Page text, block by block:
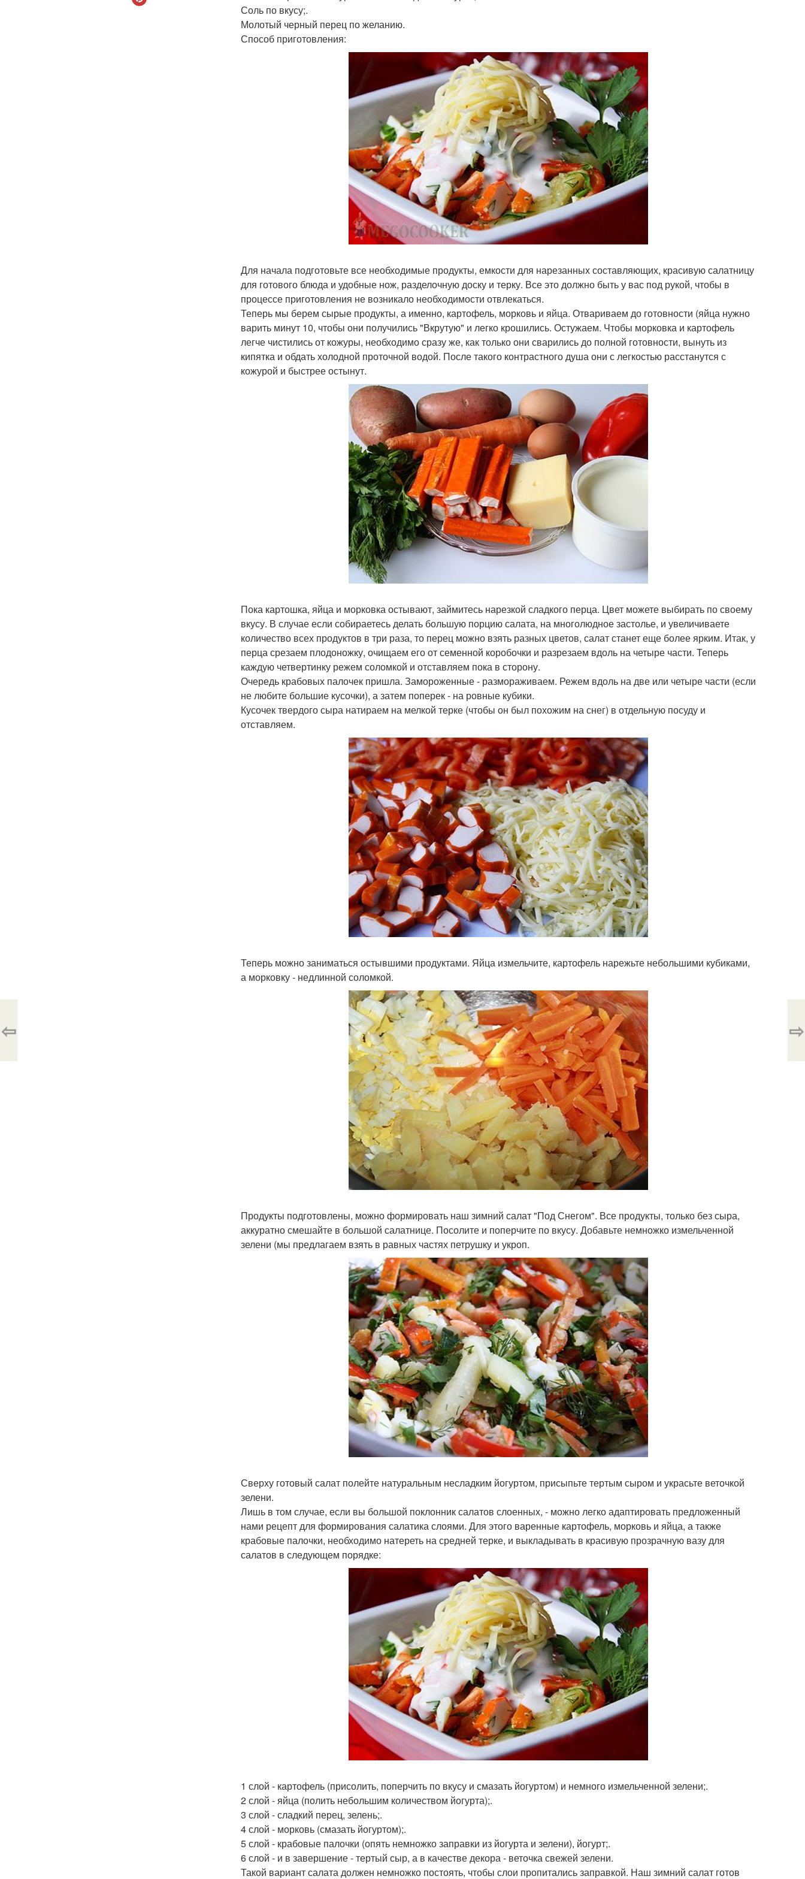
Соль по вкусу;.
Молотый черный перец по желанию.
Способ приготовления:
Для начала подготовьте все необходимые продукты, емкости для нарезанных составляющих, красивую салатницу
для готового блюда и удобные нож, разделочную доску и терку. Все это должно быть у вас под рукой, чтобы в
процессе приготовления не возникало необходимости отвлекаться.
Теперь мы берем сырые продукты, а именно, картофель, морковь и яйца. Отвариваем до готовности (яйца нужно
варить минут 10, чтобы они получились "Вкрутую" и легко крошились. Остужаем. Чтобы морковка и картофель
легче чистились от кожуры, необходимо сразу же, как только они сварились до полной готовности, вынуть из
кипятка и обдать холодной проточной водой. После такого контрастного душа они с легкостью расстанутся с
кожурой и быстрее остынут.
Пока картошка, яйца и морковка остывают, займитесь нарезкой сладкого перца. Цвет можете выбирать по своему
вкусу. В случае если собираетесь делать большую порцию салата, на многолюдное застолье, и увеличиваете
количество всех продуктов в три раза, то перец можно взять разных цветов, салат станет еще более ярким. Итак, у
перца срезаем плодоножку, очищаем его от семенной коробочки и разрезаем вдоль на четыре части. Теперь
каждую четвертинку режем соломкой и отставляем пока в сторону.
Очередь крабовых палочек пришла. Замороженные - размораживаем. Режем вдоль на две или четыре части (если
не любите большие кусочки), а затем поперек - на ровные кубики.
Кусочек твердого сыра натираем на мелкой терке (чтобы он был похожим на снег) в отдельную посуду и
отставляем.
Теперь можно заниматься остывшими продуктами. Яйца измельчите, картофель нарежьте небольшими кубиками,
а морковку - недлинной соломкой.
Продукты подготовлены, можно формировать наш зимний салат "Под Снегом". Все продукты, только без сыра,
аккуратно смешайте в большой салатнице. Посолите и поперчите по вкусу. Добавьте немножко измельченной
зелени (мы предлагаем взять в равных частях петрушку и укроп.
Сверху готовый салат полейте натуральным несладким йогуртом, присыпьте тертым сыром и украсьте веточкой
зелени.
Лишь в том случае, если вы большой поклонник салатов слоенных, - можно легко адаптировать предложенный
нами рецепт для формирования салатика слоями. Для этого варенные картофель, морковь и яйца, а также
крабовые палочки, необходимо натереть на средней терке, и выкладывать в красивую прозрачную вазу для
салатов в следующем порядке:
1 слой - картофель (присолить, поперчить по вкусу и смазать йогуртом) и немного измельченной зелени;.
2 слой - яйца (полить небольшим количеством йогурта);.
3 слой - сладкий перец, зелень;.
4 слой - морковь (смазать йогуртом);.
5 слой - крабовые палочки (опять немножко заправки из йогурта и зелени), йогурт;.
6 слой - и в завершение - тертый сыр, а в качестве декора - веточка свежей зелени.
Такой вариант салата должен немножко постоять, чтобы слои пропитались заправкой. Наш зимний салат готов
⇦ ⇨